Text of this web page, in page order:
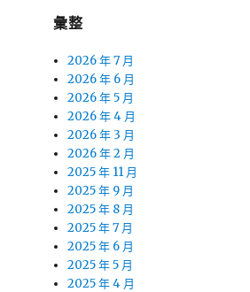
彙整
2026 年 7 月
2026 年 6 月
2026 年 5 月
2026 年 4 月
2026 年 3 月
2026 年 2 月
2025 年 11 月
2025 年 9 月
2025 年 8 月
2025 年 7 月
2025 年 6 月
2025 年 5 月
2025 年 4 月